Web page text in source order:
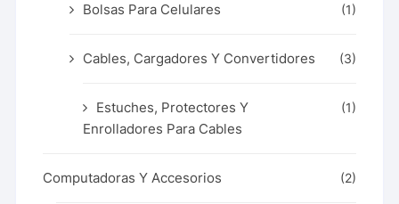
Bolsas Para Celulares (1)
Cables, Cargadores Y Convertidores (3)
Estuches, Protectores Y
Enrolladores Para Cables
(1)
Computadoras Y Accesorios (2)